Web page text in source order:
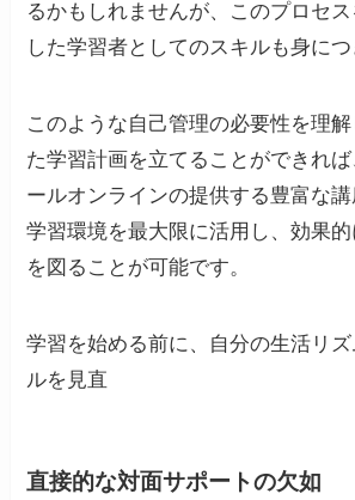
るかもしれませんが、このプロセ
した学習者としてのスキルも身につ
このような自己管理の必要性を理
た学習計画を立てることができれ
ールオンラインの提供する豊富な
学習環境を最大限に活用し、効果
を図ることが可能です。
学習を始める前に、自分の生活リ
ルを見直
直接的な対面サポートの欠如